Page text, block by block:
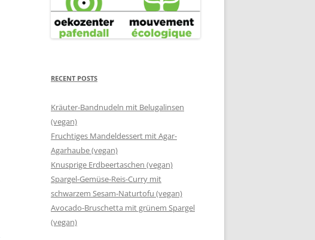
RECENT POSTS
Kräuter-Bandnudeln mit Belugalinsen
(vegan)
Fruchtiges Mandeldessert mit Agar-
Agarhaube (vegan)
Knusprige Erdbeertaschen (vegan)
Spargel-Gemüse-Reis-Curry mit
schwarzem Sesam-Naturtofu (vegan)
Avocado-Bruschetta mit grünem Spargel
(vegan)